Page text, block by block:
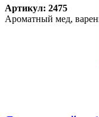
Артикул: 2475
Ароматный мед,